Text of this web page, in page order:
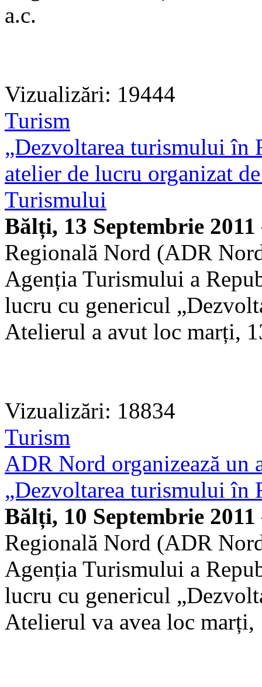
a.c.
Vizualizări: 19444
Turism
„Dezvoltarea turismului în
atelier de lucru organizat
Turismului
Bălți, 13 Septembrie 2011
Regională Nord (ADR
Agenția Turismului a
lucru cu genericul
Atelierul a avut loc marți,
Vizualizări: 18834
Turism
ADR Nord organizează un
„Dezvoltarea turismului în
Bălți, 10 Septembrie 2011
Regională Nord (ADR
Agenția Turismului a
lucru cu genericul
Atelierul va avea loc marți,